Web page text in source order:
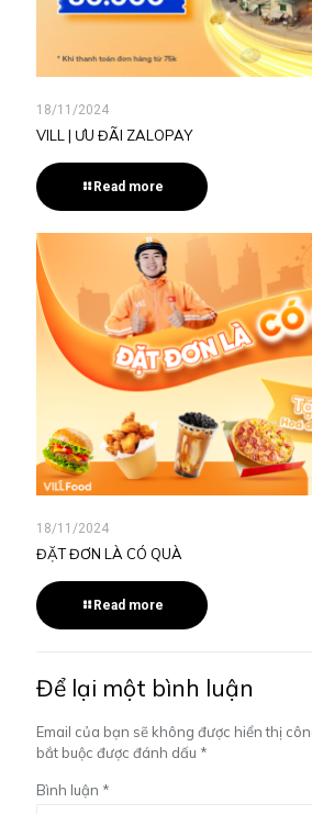
18/11/2024
VILL | ƯU ĐÃI ZALOPAY
Read more
18/11/2024
ĐẶT ĐƠN LÀ CÓ QUÀ
Read more
Để lại một bình luận
Email của bạn sẽ không được hiển thị
bắt buộc được đánh dấu *
Bình luận *